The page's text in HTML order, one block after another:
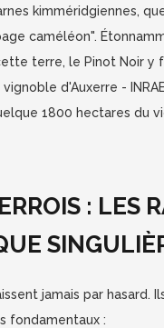
kimméridgiennes,
caméléon".
terre, le Pinot Noir y
d'Auxerre -
1800 hectares du
: LES
jamais par hasard.
fondamentaux :